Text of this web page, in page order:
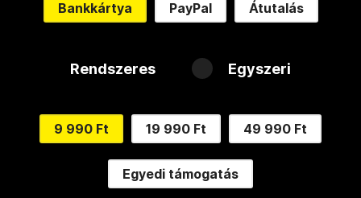
Bankkártya PayPal Átutalás
Rendszeres Egyszeri
9 990 Ft 19 990 Ft 49 990 Ft
Egyedi támogatás